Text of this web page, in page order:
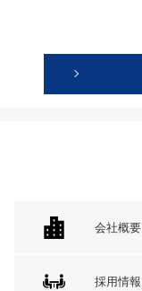
会社概要
採用情報